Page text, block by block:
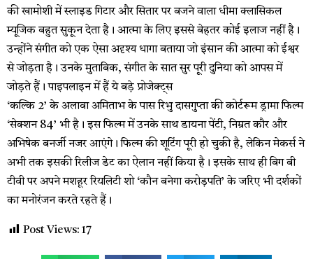
की खामोशी में स्लाइड गिटार और सितार पर बजने वाला धीमा क्लासिकल
म्यूजिक बहुत सुकून देता है। आत्मा के लिए इससे बेहतर कोई इलाज नहीं है।
उन्होंने संगीत को एक ऐसा अदृश्य धागा बताया जो इंसान की आत्मा को ईश्वर
से जोड़ता है। उनके मुताबिक, संगीत के सात सुर पूरी दुनिया को आपस में
जोड़ते हैं। पाइपलाइन में हैं ये बड़े प्रोजेक्ट्स
‘कल्कि 2’ के अलावा अमिताभ के पास रिभु दासगुप्ता की कोर्टरूम ड्रामा फिल्म
‘सेक्शन 84’ भी है। इस फिल्म में उनके साथ डायना पेंटी, निम्रत कौर और
अभिषेक बनर्जी नजर आएंगे। फिल्म की शूटिंग पूरी हो चुकी है, लेकिन मेकर्स ने
अभी तक इसकी रिलीज डेट का ऐलान नहीं किया है। इसके साथ ही बिग बी
टीवी पर अपने मशहूर रियलिटी शो ‘कौन बनेगा करोड़पति’ के जरिए भी दर्शकों
का मनोरंजन करते रहते हैं।
Post Views: 17